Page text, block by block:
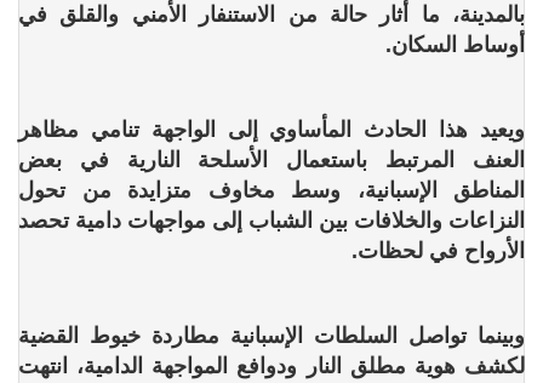
بالمدينة، ما أثار حالة من الاستنفار الأمني والقلق في
أوساط السكان.
ويعيد هذا الحادث المأساوي إلى الواجهة تنامي مظاهر
العنف المرتبط باستعمال الأسلحة النارية في بعض
المناطق الإسبانية، وسط مخاوف متزايدة من تحول
النزاعات والخلافات بين الشباب إلى مواجهات دامية تحصد
الأرواح في لحظات.
وبينما تواصل السلطات الإسبانية مطاردة خيوط القضية
لكشف هوية مطلق النار ودوافع المواجهة الدامية، انتهت